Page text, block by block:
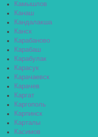
Камышлов
Канаш
Кандалакша
Канск
Карабаново
Карабаш
Карабулак
Карасук
Карачаевск
Карачев
Каргат
Каргополь
Карпинск
Карталы
Касимов